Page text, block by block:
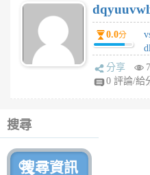
6
0.0分
分享
0 評論/給
搜尋